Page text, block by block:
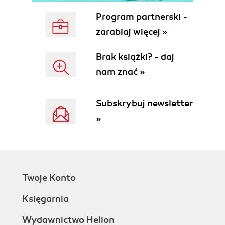
2.2.3. Configuring Extensions
2.3. Testing Your Configuration
2.4. System Configuration
3.1. Running PHP Scripts
3.2. Extending PHP
4. The PHP Language
4.1. The Basics of PHP
4.6. Code Blocks
4.8. Comments
4.9. Conditional Statements
Program partnerski -
zarabiaj więcej »
Brak książki? - daj
nam znać »
Subskrybuj newsletter
»
Twoje Konto
Księgarnia
Wydawnictwo Helion